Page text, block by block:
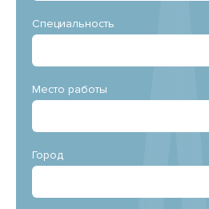
Специальность
Место работы
Город